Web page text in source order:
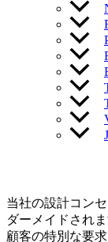
当社の設計コン
ダーメイドされま
顧客の特別な要